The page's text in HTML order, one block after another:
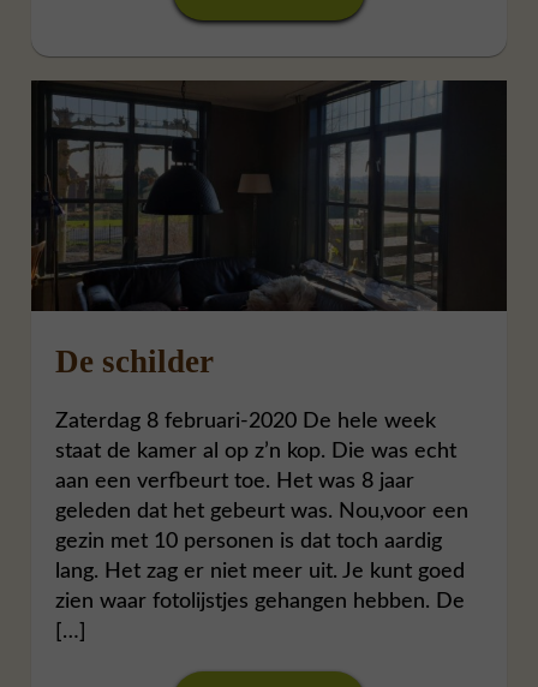
De schilder
Zaterdag 8 februari-2020 De hele week
staat de kamer al op z’n kop. Die was echt
aan een verfbeurt toe. Het was 8 jaar
geleden dat het gebeurt was. Nou,voor een
gezin met 10 personen is dat toch aardig
lang. Het zag er niet meer uit. Je kunt goed
zien waar fotolijstjes gehangen hebben. De
[…]